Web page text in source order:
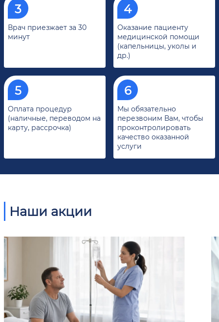
Врач приезжает за 30
минут
Оказание пациенту
медицинской помощи
(капельницы, уколы и
др.)
Оплата процедур
(наличные, переводом на
карту, рассрочка)
Мы обязательно
перезвоним Вам, чтобы
проконтролировать
качество оказанной
услуги
Наши акции